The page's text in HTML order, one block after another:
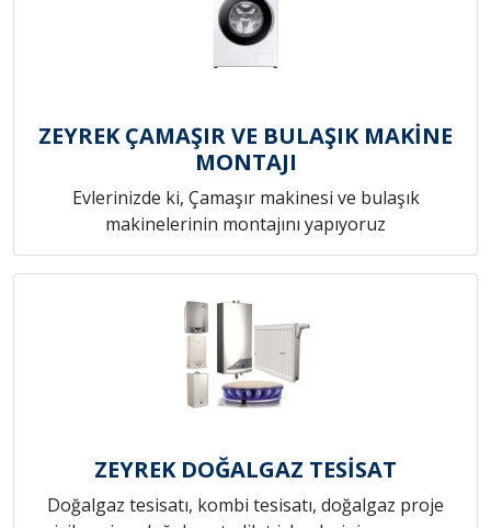
ZEYREK ÇAMAŞIR VE BULAŞIK MAKİNE
MONTAJI
Evlerinizde ki, Çamaşır makinesi ve bulaşık
makinelerinin montajını yapıyoruz
ZEYREK DOĞALGAZ TESİSAT
Doğalgaz tesisatı, kombi tesisatı, doğalgaz proje